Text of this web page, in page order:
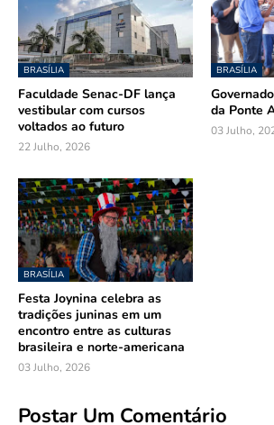
BRASÍLIA
Faculdade Senac-DF lança
vestibular com cursos
voltados ao futuro
22 Julho, 2026
BRASÍLIA
da Ponte
03 Julho,
BRASÍLIA
Festa Joynina celebra as
tradições juninas em um
encontro entre as culturas
brasileira e norte-americana
03 Julho, 2026
Postar Um Comentário